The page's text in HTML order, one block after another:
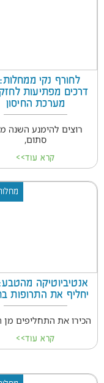
דרכים מפתיעות
מערכת החיסון
רוצים להימנע השנה
סתום,
קרא עוד>>
אנטיביוטיקה
יחליף את התרופות
הכירו את התחליפים
קרא עוד>>